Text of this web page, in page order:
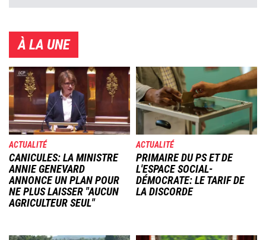
À LA UNE
Image
ACTUALITÉ
CANICULES: LA MINISTRE
ANNIE GENEVARD
ANNONCE UN PLAN POUR
NE PLUS LAISSER "AUCUN
AGRICULTEUR SEUL"
Image
ACTUALITÉ
PRIMAIRE DU PS ET DE
L'ESPACE SOCIAL-
DÉMOCRATE: LE TARIF DE
LA DISCORDE